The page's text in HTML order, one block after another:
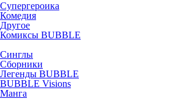
Супергероика
Комедия
Другое
Комиксы BUBBLE
Синглы
Сборники
Легенды BUBBLE
BUBBLE Visions
Манга